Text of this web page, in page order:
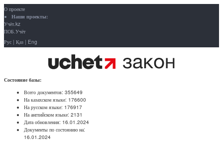
О проекте
Наши проекты:
Учёт.kz
ПОБ.Учёт
Рус | Қаз | Eng
Состояние базы:
Всего документов: 355649
На казахском языке: 176600
На русском языке: 176917
На английском языке: 2131
Дата обновления: 16.01.2024
Документы по состоянию на:
16.01.2024